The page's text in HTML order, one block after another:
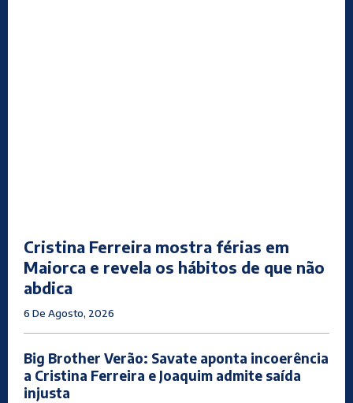
Cristina Ferreira mostra férias em
Maiorca e revela os hábitos de que não
abdica
6 De Agosto, 2026
Big Brother Verão: Savate aponta incoerência
a Cristina Ferreira e Joaquim admite saída
injusta